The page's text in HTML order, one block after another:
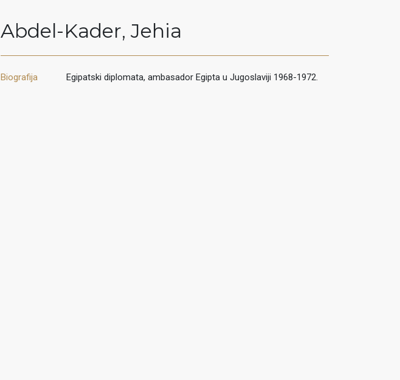
Abdel-Kader, Jehia
Biografija Egipatski diplomata, ambasador Egipta u Jugoslaviji 1968-1972.